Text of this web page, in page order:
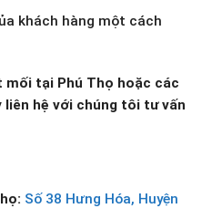
khách hàng một cách
mối tại Phú Thọ hoặc các
liên hệ với chúng tôi tư vấn
: Số 38 Hưng Hóa, Huyện